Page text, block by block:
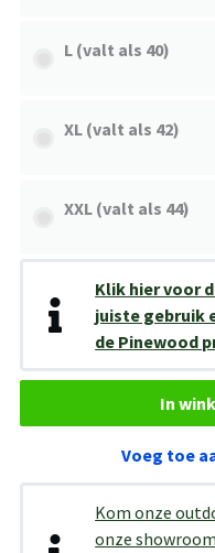
L (valt als 40)
XL (valt als 42)
XXL (valt als 44)
Klik hier voor
juiste gebruik
de Pinewood
In
Voeg toe
Kom onze
onze